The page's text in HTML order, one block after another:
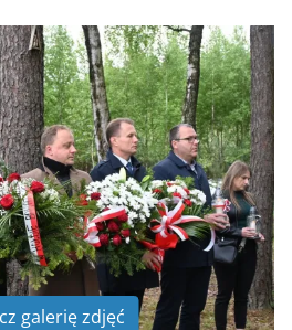
galerię zdjęć